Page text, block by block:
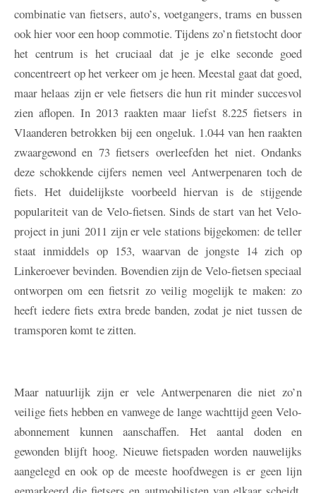
combinatie van fietsers, auto’s, voetgangers, trams en bussen
ook hier voor een hoop commotie. Tijdens zo’n fietstocht door
het centrum is het cruciaal dat je je elke seconde goed
concentreert op het verkeer om je heen. Meestal gaat dat goed,
maar helaas zijn er vele fietsers die hun rit minder succesvol
zien aflopen. In 2013 raakten maar liefst 8.225 fietsers in
Vlaanderen betrokken bij een ongeluk. 1.044 van hen raakten
zwaargewond en 73 fietsers overleefden het niet. Ondanks
deze schokkende cijfers nemen veel Antwerpenaren toch de
fiets. Het duidelijkste voorbeeld hiervan is de stijgende
populariteit van de Velo-fietsen. Sinds de start van het Velo-
project in juni 2011 zijn er vele stations bijgekomen: de teller
staat inmiddels op 153, waarvan de jongste 14 zich op
Linkeroever bevinden. Bovendien zijn de Velo-fietsen speciaal
ontworpen om een fietsrit zo veilig mogelijk te maken: zo
heeft iedere fiets extra brede banden, zodat je niet tussen de
tramsporen komt te zitten.
Maar natuurlijk zijn er vele Antwerpenaren die niet zo’n
veilige fiets hebben en vanwege de lange wachttijd geen Velo-
abonnement kunnen aanschaffen. Het aantal doden en
gewonden blijft hoog. Nieuwe fietspaden worden nauwelijks
aangelegd en ook op de meeste hoofdwegen is er geen lijn